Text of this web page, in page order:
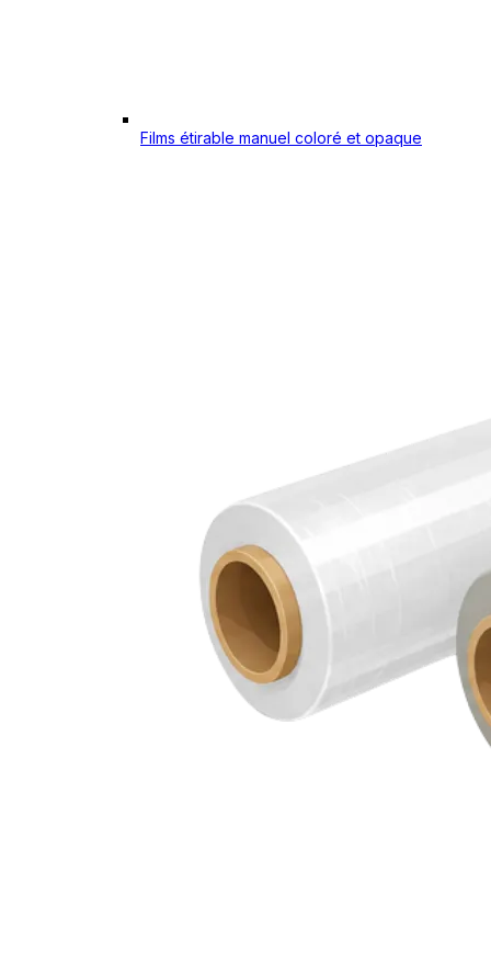
Films étirable manuel coloré et opaque